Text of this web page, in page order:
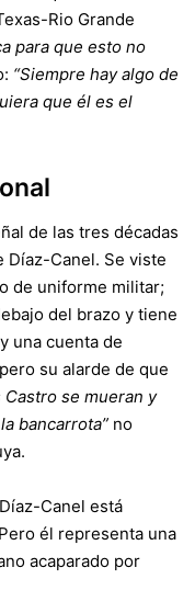
Rio Grande
para que esto no
“Siempre hay algo de
que él es el
de las tres décadas
Díaz-Canel. Se viste
de uniforme militar;
del brazo y tiene
una cuenta de
su alarde de que
se mueran y
bancarrota” no
Canel está
él representa una
acaparado por